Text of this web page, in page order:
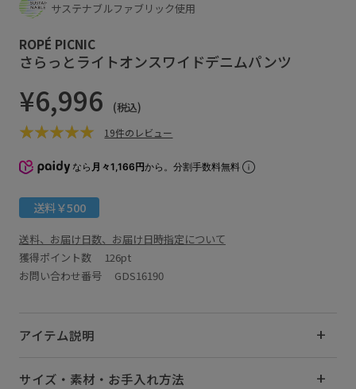
サステナブルファブリック使用
ROPÉ PICNIC
さらっとライトオンスワイドデニムパンツ
¥6,996 (税込)
19件のレビュー
なら 月々1,166円から。分割手数料無料
送料￥500
送料、お届け日数、お届け日時指定について
獲得ポイント数
126pt
お問い合わせ番号 GDS16190
アイテム説明
サイズ・素材・お手入れ方法